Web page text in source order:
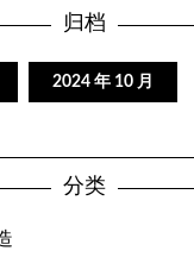
归档
2024 年 10 月
分类